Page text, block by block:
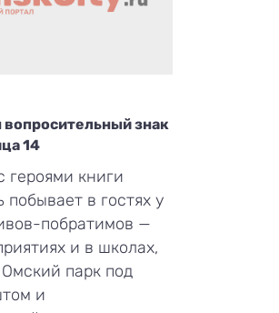
вопросительный знак
14
героями книги
побывает в гостях у
побратимов —
и в школах,
парк под
и